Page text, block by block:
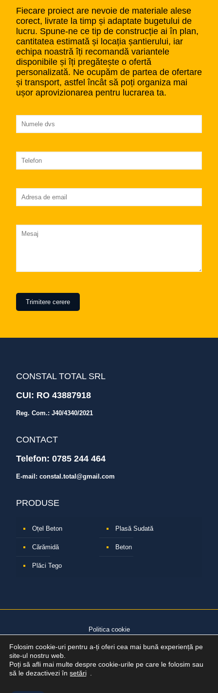
Fiecare proiect are nevoie de materiale alese
corect, livrate la timp și adaptate bugetului de
lucru. Spune-ne ce tip de construcție ai în plan,
cantitatea estimată și locația șantierului, iar
echipa noastră îți recomandă variantele
disponibile și îți pregătește o ofertă
personalizată. Ne ocupăm de partea de ofertare
și transport, astfel încât să poți organiza mai
ușor aprovizionarea pentru lucrarea ta.
CONSTAL TOTAL SRL
CUI: RO 43887918
Reg. Com.: J40/4340/2021
CONTACT
Telefon: 0785 244 464
E-mail: constal.total@gmail.com
PRODUSE
Oțel Beton Plasă Sudată
Cărămidă Beton
Plăci Tego
Politica cookie
Folosim cookie-uri pentru a-ți oferi cea mai bună experiență pe
site-ul nostru web.
Poți să afli mai multe despre cookie-urile pe care le folosim sau
să le dezactivezi în setări